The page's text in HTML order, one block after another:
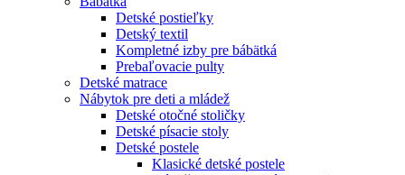
Detské postieľky
Detský textil
Kompletné izby pre bábätká
Prebaľovacie pulty
Detské matrace
Nábytok pre deti a mládež
Detské otočné stoličky
Detské písacie stoly
Detské postele
Klasické detské postele